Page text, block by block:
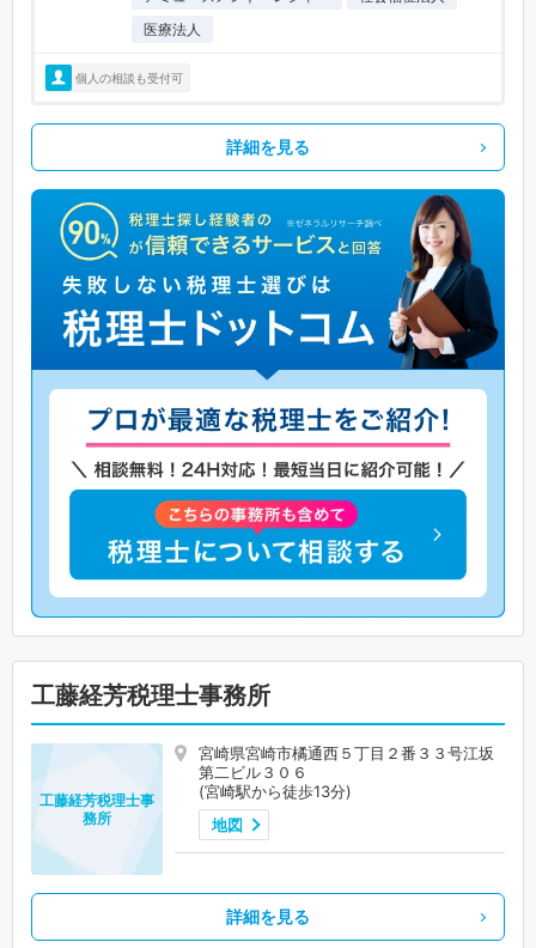
医療法人
個人の相談も受付可
詳細を見る
工藤経芳税理士事務所
宮崎県宮崎市橘通西５丁目２番３３号江坂
第二ビル３０６
(宮崎駅から徒歩13分)
地図
工藤経芳税理士事
務所
詳細を見る